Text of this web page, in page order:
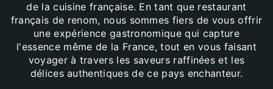
de la cuisine française. En tant que restaurant
français de renom, nous sommes fiers de vous offrir
une expérience gastronomique qui capture
l'essence même de la France, tout en vous faisant
voyager à travers les saveurs raffinées et les
délices authentiques de ce pays enchanteur.